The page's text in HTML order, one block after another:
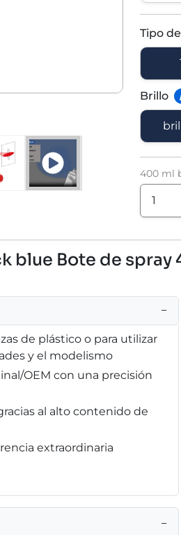
Tipo
Brillo
400 ml
blue Bote de
−
de plástico o para utilizar
y el modelismo
OEM con una precisión
al alto contenido de
extraordinaria
−